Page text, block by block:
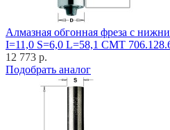
Алмазная обгонная фреза с
I=11,0 S=6,0 L=58,1 CMT
12 773 р.
Подобрать аналог